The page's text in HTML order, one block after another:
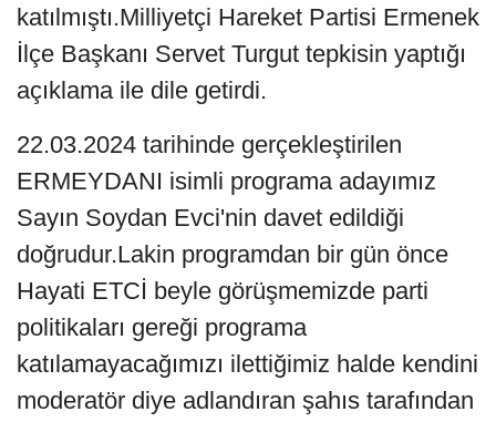
katılmıştı.Milliyetçi Hareket Partisi Ermenek
İlçe Başkanı Servet Turgut tepkisin yaptığı
açıklama ile dile getirdi.
22.03.2024 tarihinde gerçekleştirilen
ERMEYDANI isimli programa adayımız
Sayın Soydan Evci'nin davet edildiği
doğrudur.Lakin programdan bir gün önce
Hayati ETCİ beyle görüşmemizde parti
politikaları gereği programa
katılamayacağımızı ilettiğimiz halde kendini
moderatör diye adlandıran şahıs tarafından